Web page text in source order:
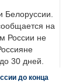
Белоруссии.
на
России не
30 дней.
до конца